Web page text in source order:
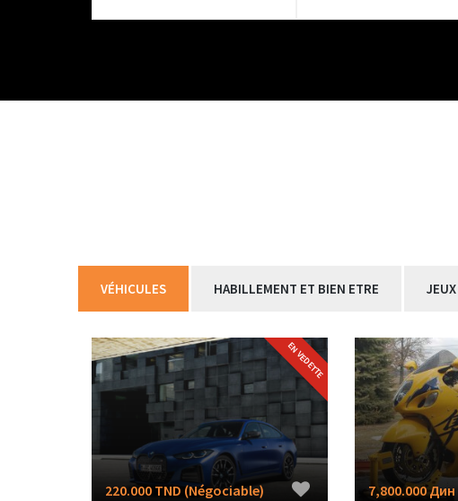
VÉHICULES HABILLEMENT ET BIEN ETRE
EN VEDETTE
220.000 TND (Négociable) 7,800.000 Дин